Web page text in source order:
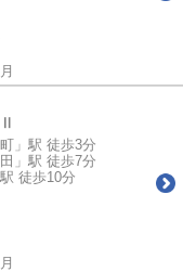
」駅 徒歩3分
」駅 徒歩7分
徒歩10分